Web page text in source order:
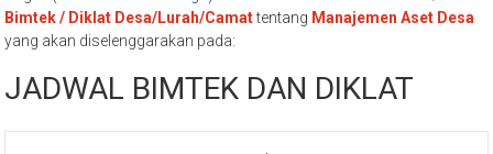
Bimtek / Diklat Desa/Lurah/Camattentang Manajemen Aset Desa
yang akan diselenggarakan pada:
JADWAL BIMTEK DAN DIKLAT